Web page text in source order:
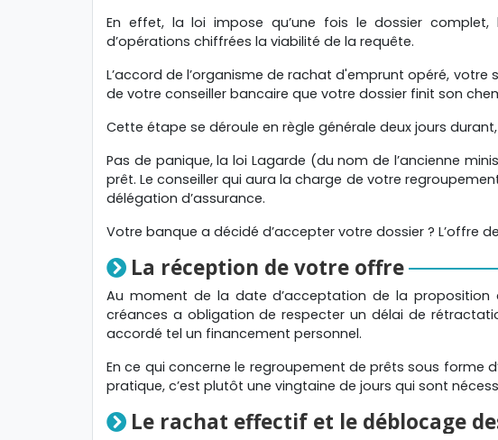
En effet, la loi impose qu’une fois le dossier complet,
d’opérations chiffrées la viabilité de la requête.
L’accord de l’organisme de rachat d'emprunt opéré,
de votre conseiller bancaire que votre dossier finit son
Cette étape se déroule en règle générale deux jours
Pas de panique, la loi Lagarde (du nom de l’ancienne
prêt. Le conseiller qui aura la charge de votre
délégation d’assurance.
Votre banque a décidé d’accepter votre dossier ? L’offre
La réception de votre offre
Au moment de la date d’acceptation de la proposition
créances a obligation de respecter un délai de
accordé tel un financement personnel.
En ce qui concerne le regroupement de prêts sous forme
pratique, c’est plutôt une vingtaine de jours qui sont
Le rachat effectif et le déblocage